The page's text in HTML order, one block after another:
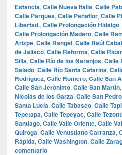
Estancia, Calle Nueva Italia, Calle
Calle Parques, Calle Peñaflor, Calle
Libertad., Calle Prolongación Hidalgo,
Calle Prolongación Madero, Calle
Arizpe, Calle Rangel, Calle Raúl
de Jalisco, Calle Reforma, Calle
Silla, Calle Río de los Naranjos, Calle
Salado, Calle Río Santa Catarina,
Rodríguez, Calle Romero, Calle San
Calle San Jerónimo, Calle San Martín,
Nicolás de los Garza, Calle San Pedro
Santa Lucía, Calle Tabasco, Calle
Tepetapa, Calle Tepeyac, Calle
Santiago, Calle Valle Oriente, Calle
Quiroga, Calle Venustiano Carranza,
Rápida, Calle Washington, Calle
comentario